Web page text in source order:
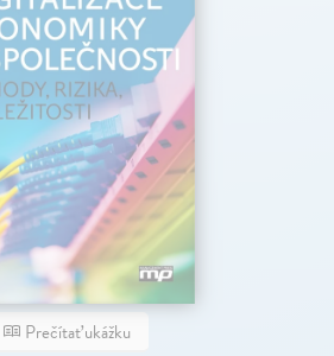
Prečítať ukážku